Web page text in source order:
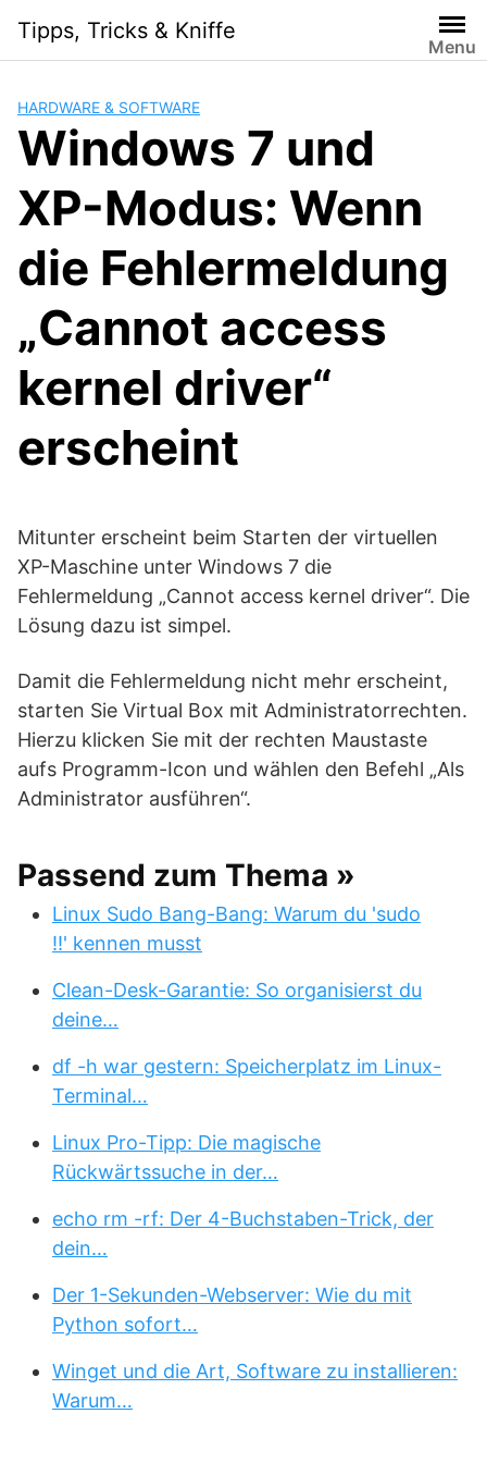
content
Tipps, Tricks & Kniffe
Menu
HARDWARE & SOFTWARE
Windows 7 und
XP-Modus: Wenn
die Fehlermeldung
„Cannot access
kernel driver“
erscheint
Mitunter erscheint beim Starten der virtuellen
XP-Maschine unter Windows 7 die
Fehlermeldung „Cannot access kernel driver“. Die
Lösung dazu ist simpel.
Damit die Fehlermeldung nicht mehr erscheint,
starten Sie Virtual Box mit Administratorrechten.
Hierzu klicken Sie mit der rechten Maustaste
aufs Programm-Icon und wählen den Befehl „Als
Administrator ausführen“.
Passend zum Thema »
Linux Sudo Bang-Bang: Warum du 'sudo
!!' kennen musst
Clean-Desk-Garantie: So organisierst du
deine…
df -h war gestern: Speicherplatz im Linux-
Terminal…
Linux Pro-Tipp: Die magische
Rückwärtssuche in der…
echo rm -rf: Der 4-Buchstaben-Trick, der
dein…
Der 1-Sekunden-Webserver: Wie du mit
Python sofort…
Winget und die Art, Software zu installieren:
Warum…